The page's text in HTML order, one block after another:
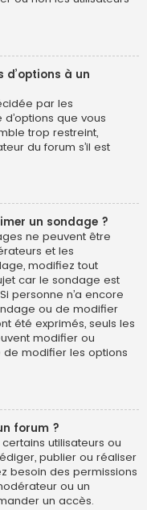
d’options à un
par les
que vous
trop restreint,
du forum s’il est
un sondage ?
ne peuvent être
et les
modifiez tout
car le sondage est
personne n’a encore
ou de modifier
été exprimés, seuls les
modifier ou
modifier les options
forum ?
utilisateurs ou
publier ou réaliser
besoin des permissions
ou un
un accès.